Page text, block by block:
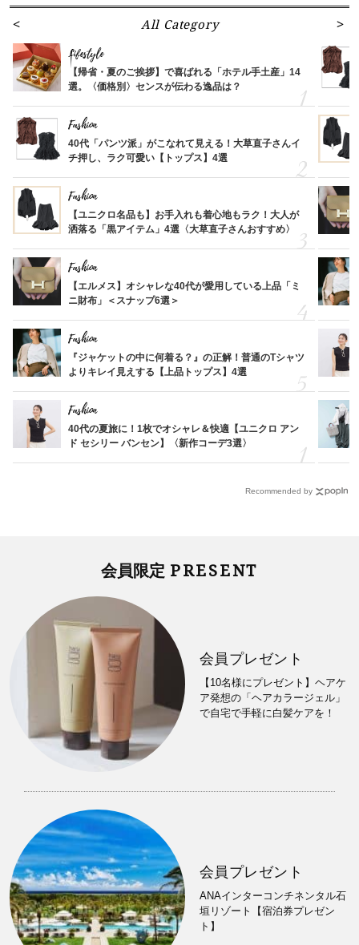
All Category
Lifestyle
【帰省・夏のご挨拶】で喜ばれる「ホテル手土産」14
選。〈価格別〉センスが伝わる逸品は？
Fashion
40代「パンツ派」がこなれて見える！大草直子さんイ
チ押し、ラク可愛い【トップス】4選
Fashion
【ユニクロ名品も】お手入れも着心地もラク！大人が
洒落る「黒アイテム」4選〈大草直子さんおすすめ〉
Fashion
【エルメス】オシャレな40代が愛用している上品「ミ
ニ財布」＜スナップ6選＞
Fashion
『ジャケットの中に何着る？』の正解！普通のTシャツ
よりキレイ見えする【上品トップス】4選
Fashion
40代の夏旅に！1枚でオシャレ＆快適【ユニクロ アン
ド セシリー バンセン】〈新作コーデ3選〉
Recommended by
会員限定 PRESENT
会員プレゼント
【10名様にプレゼント】ヘアケ
ア発想の「ヘアカラージェル」
で自宅で手軽に白髪ケアを！
会員プレゼント
ANAインターコンチネンタル石
垣リゾート【宿泊券プレゼン
ト】